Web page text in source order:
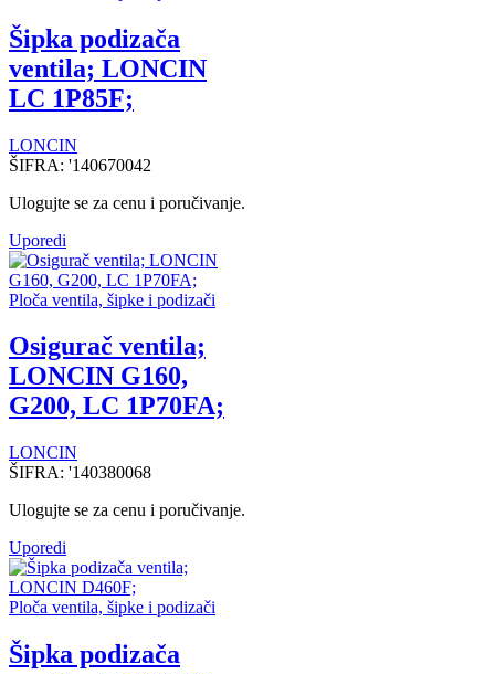
Šipka podizača
ventila; LONCIN
LC 1P85F;
LONCIN
ŠIFRA: '140670042
Ulogujte se za cenu i poručivanje.
Uporedi
Ploča ventila, šipke i podizači
Osigurač ventila;
LONCIN G160,
G200, LC 1P70FA;
LONCIN
ŠIFRA: '140380068
Ulogujte se za cenu i poručivanje.
Uporedi
Ploča ventila, šipke i podizači
Šipka podizača